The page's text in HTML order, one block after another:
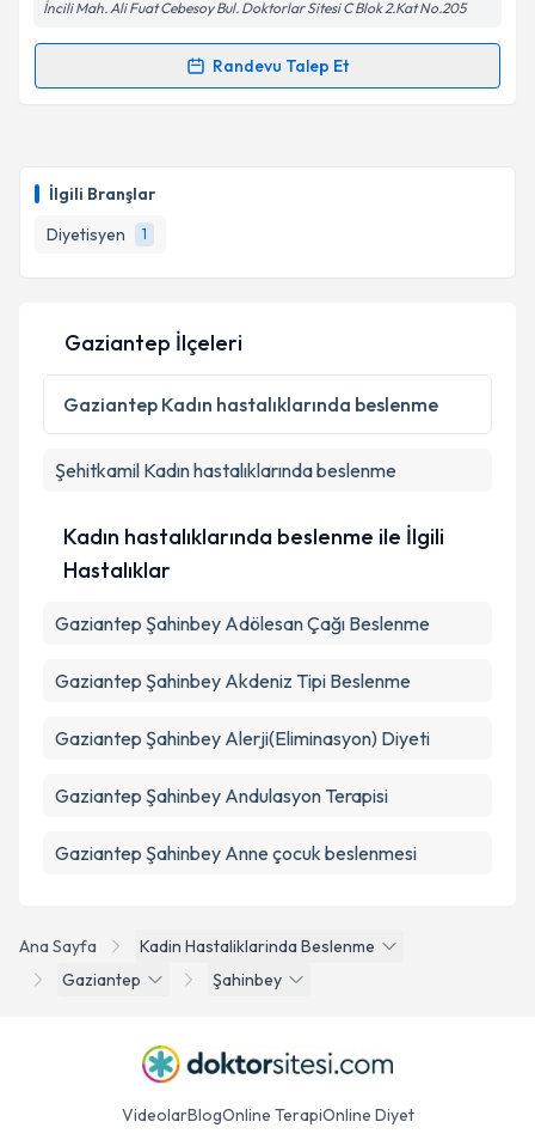
İlgili Branşlar
Diyetisyen
1
İncili Mah. Ali Fuat Cebesoy Bul. Doktorlar Sitesi C Blok 2.Kat No.205
Randevu Talep Et
Randevu Takvimi Talebi
takvim hazırlandığında e-posta ile bilgilendireceğiz.
E-posta Adresiniz
Kişisel verilerimin işlenmesine ilişkinAydınlatma
Metni
'ni okudum ve kişisel verilerimin belirtilen
kapsamda işlenmesini kabul ediyorum.
Ana Sayfa
Kadin Hastaliklarinda Beslenme
Gaziantep
Şahinbey
Gaziantep İlçeleri
Gaziantep Kadın hastalıklarında beslenme
Şehitkamil Kadın hastalıklarında beslenme
Kadın hastalıklarında beslenme ile İlgili
Hastalıklar
Gaziantep Şahinbey Adölesan Çağı Beslenme
Gaziantep Şahinbey Akdeniz Tipi Beslenme
Gaziantep Şahinbey Alerji(Eliminasyon) Diyeti
Gaziantep Şahinbey Andulasyon Terapisi
Gaziantep Şahinbey Anne çocuk beslenmesi
VideolarBlogOnline TerapiOnline Diyet